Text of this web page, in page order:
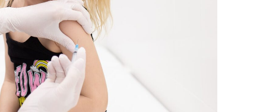
285-21-50